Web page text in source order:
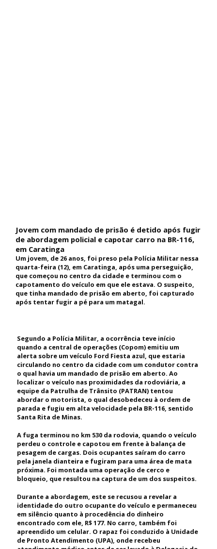
Jovem com mandado de prisão é detido após fugir
de abordagem policial e capotar carro na BR-116,
em Caratinga
Um jovem, de 26 anos, foi preso pela Polícia Militar nessa
quarta-feira (12), em Caratinga, após uma perseguição,
que começou no centro da cidade e terminou com o
capotamento do veículo em que ele estava. O suspeito,
que tinha mandado de prisão em aberto, foi capturado
após tentar fugir a pé para um matagal.
Segundo a Polícia Militar, a ocorrência teve início
quando a central de operações (Copom) emitiu um
alerta sobre um veículo Ford Fiesta azul, que estaria
circulando no centro da cidade com um condutor contra
o qual havia um mandado de prisão em aberto. Ao
localizar o veículo nas proximidades da rodoviária, a
equipe da Patrulha de Trânsito (PATRAN) tentou
abordar o motorista, o qual desobedeceu à ordem de
parada e fugiu em alta velocidade pela BR-116, sentido
Santa Rita de Minas.
A fuga terminou no km 530 da rodovia, quando o veículo
perdeu o controle e capotou em frente à balança de
pesagem de cargas. Dois ocupantes saíram do carro
pela janela dianteira e fugiram para uma área de mata
próxima. Foi montada uma operação de cerco e
bloqueio, que resultou na captura de um dos suspeitos.
Durante a abordagem, este se recusou a revelar a
identidade do outro ocupante do veículo e permaneceu
em silêncio quanto à procedência do dinheiro
encontrado com ele, R$ 177. No carro, também foi
apreendido um celular. O rapaz foi conduzido à Unidade
de Pronto Atendimento (UPA), onde recebeu